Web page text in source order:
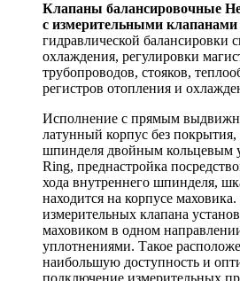
Клапаны балансировочные
c измерительными клапанами
гидравлической балансировки
охлаждения, регулировки
трубопроводов, стояков,
регистров отопления и
Исполнение с прямым
латунный корпус без
шпинделя двойным кольцевым
Ring, преднастройка
хода внутреннего шпинделя,
находится на корпусе
измерительных клапана
маховиком в одном
уплотнениями. Такое
наибольшую доступность и